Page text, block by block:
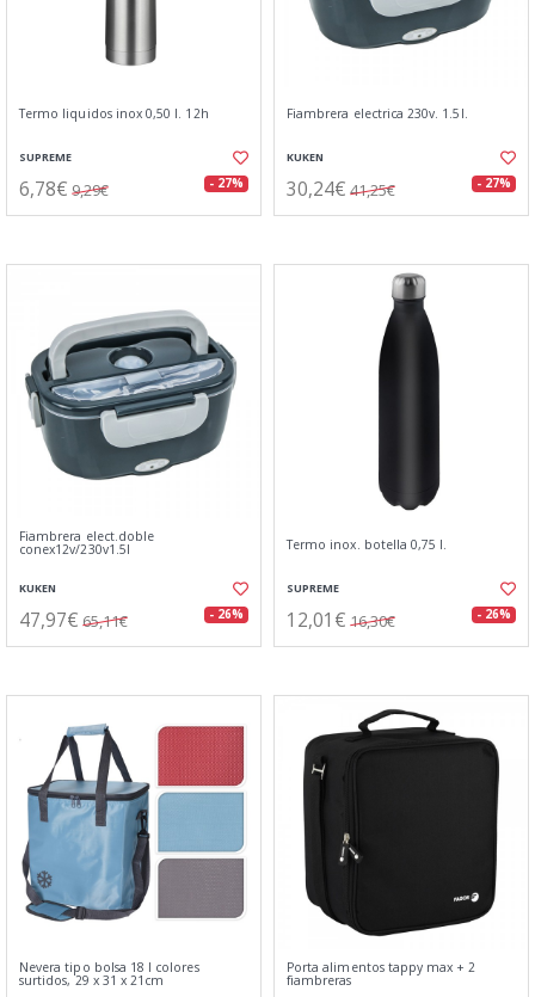
Termo liquidos inox 0,50 l. 12h
SUPREME
6,78€ 9,29€ - 27%
Fiambrera electrica 230v. 1.5l.
KUKEN
30,24€ 41,25€ - 27%
Fiambrera elect.doble
conex12v/230v1.5l
KUKEN
47,97€ 65,11€ - 26%
Termo inox. botella 0,75 l.
SUPREME
12,01€ 16,30€ - 26%
Nevera tipo bolsa 18 l colores
surtidos, 29 x 31 x 21cm
Porta alimentos tappy max + 2
fiambreras